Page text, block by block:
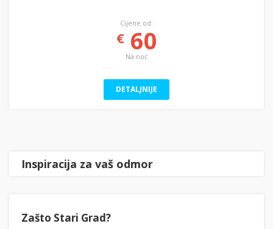
Cijene od:
€60
Na noć
DETALJNIJE
Inspiracija za vaš odmor
Zašto Stari Grad?